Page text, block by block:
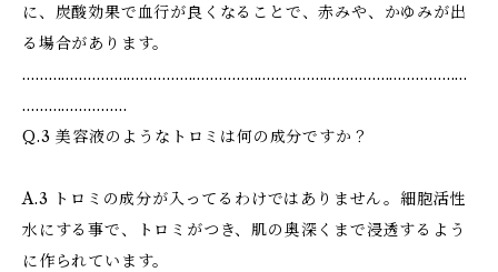
に、炭酸効果で血行が良くなることで、赤みや、かゆみが出
る場合があります。
…………………………………………………………………………………………
……………………
Q.3 美容液のようなトロミは何の成分ですか？
A.3 トロミの成分が入ってるわけではありません。細胞活性
水にする事で、トロミがつき、肌の奥深くまで浸透するよう
に作られています。